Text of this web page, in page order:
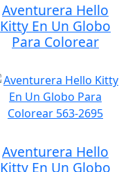
Aventurera Hello
Kitty En Un Globo
Para Colorear
Aventurera Hello
Kitty En Un Globo